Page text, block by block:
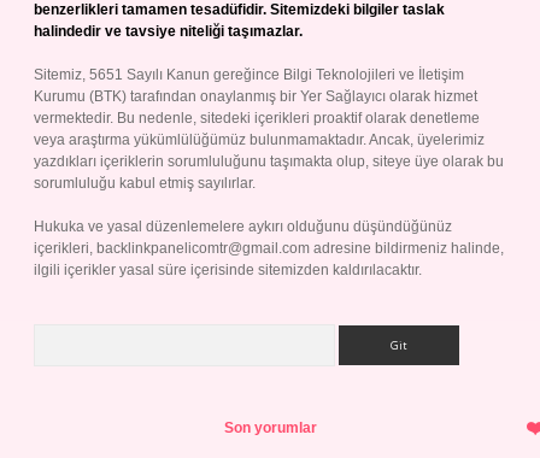
benzerlikleri tamamen tesadüfidir. Sitemizdeki bilgiler taslak
halindedir ve tavsiye niteliği taşımazlar.
Sitemiz, 5651 Sayılı Kanun gereğince Bilgi Teknolojileri ve İletişim
Kurumu (BTK) tarafından onaylanmış bir Yer Sağlayıcı olarak hizmet
vermektedir. Bu nedenle, sitedeki içerikleri proaktif olarak denetleme
veya araştırma yükümlülüğümüz bulunmamaktadır. Ancak, üyelerimiz
yazdıkları içeriklerin sorumluluğunu taşımakta olup, siteye üye olarak bu
sorumluluğu kabul etmiş sayılırlar.
Hukuka ve yasal düzenlemelere aykırı olduğunu düşündüğünüz
içerikleri, backlinkpanelicomtr@gmail.com adresine bildirmeniz halinde,
ilgili içerikler yasal süre içerisinde sitemizden kaldırılacaktır.
Son yorumlar